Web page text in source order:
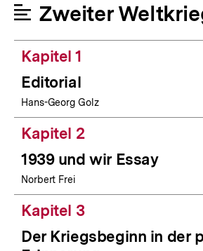
Zweiter
Kapitel 1
Editorial
Hans-Georg Golz
Kapitel 2
1939 und wir Essay
Norbert Frei
Kapitel 3
Der Kriegsbeginn in der